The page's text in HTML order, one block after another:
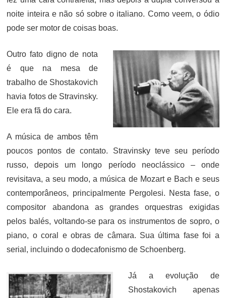
noite inteira e não só sobre o italiano. Como veem, o ódio
pode ser motor de coisas boas.
Outro fato digno de nota
é que na mesa de
trabalho de Shostakovich
havia fotos de Stravinsky.
Ele era fã do cara.
A música de ambos têm
poucos pontos de contato. Stravinsky teve seu período
russo, depois um longo período neoclássico – onde
revisitava, a seu modo, a música de Mozart e Bach e seus
contemporâneos, principalmente Pergolesi. Nesta fase, o
compositor abandona as grandes orquestras exigidas
pelos balés, voltando-se para os instrumentos de sopro, o
piano, o coral e obras de câmara. Sua última fase foi a
serial, incluindo o dodecafonismo de Schoenberg.
Já a evolução de
Shostakovich apenas